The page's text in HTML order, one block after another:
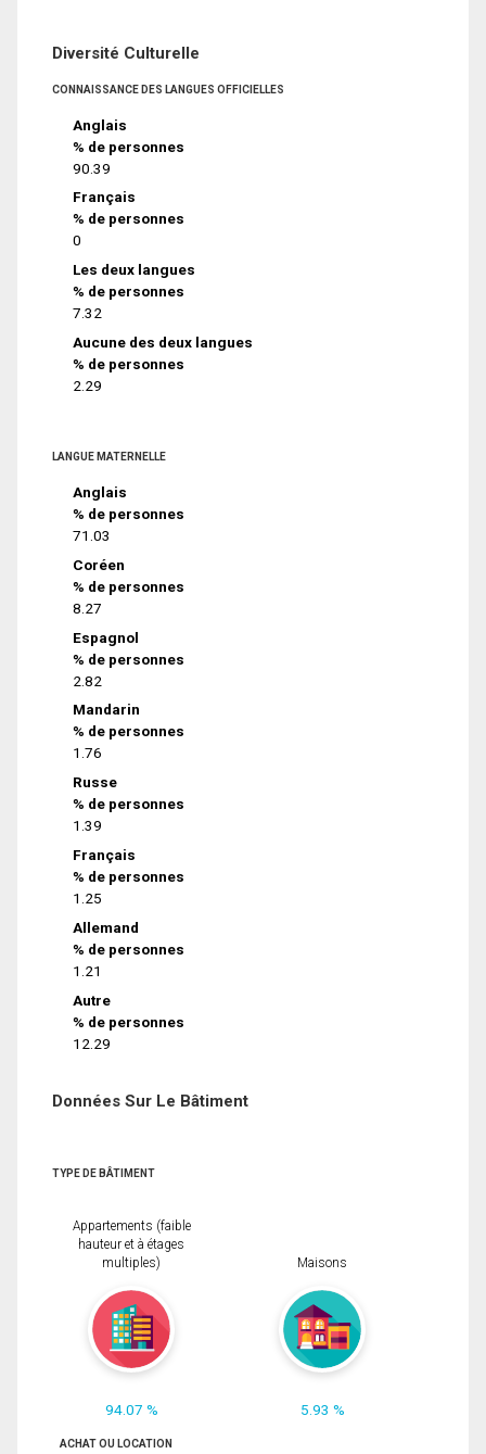
Diversité Culturelle
CONNAISSANCE DES LANGUES OFFICIELLES
Anglais
% de personnes
90.39
Français
% de personnes
0
Les deux langues
% de personnes
7.32
Aucune des deux langues
% de personnes
2.29
LANGUE MATERNELLE
Anglais
% de personnes
71.03
Coréen
% de personnes
8.27
Espagnol
% de personnes
2.82
Mandarin
% de personnes
1.76
Russe
% de personnes
1.39
Français
% de personnes
1.25
Allemand
% de personnes
1.21
Autre
% de personnes
12.29
Données Sur Le Bâtiment
TYPE DE BÂTIMENT
Appartements (faible
hauteur et à étages
multiples)
94.07 %
Maisons
5.93 %
ACHAT OU LOCATION